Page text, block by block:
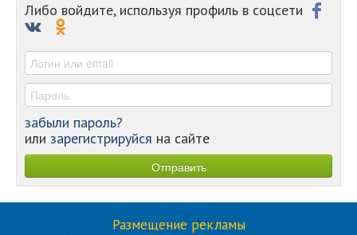
-
Либо войдите, используя профиль в соцсети
забыли пароль?
или зарегистрируйся на сайте
Размещение рекламы